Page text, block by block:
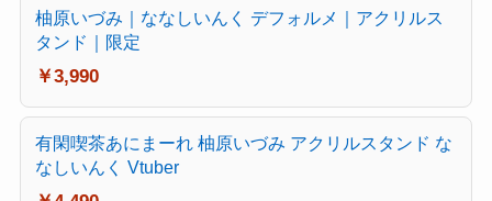
柚原いづみ｜ななしいんく デフォルメ｜アクリルス
タンド｜限定
￥3,990
有閑喫茶あにまーれ 柚原いづみ アクリルスタンド な
なしいんく Vtuber